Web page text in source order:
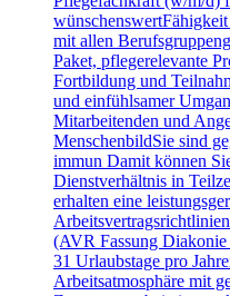
mit allen
Paket, pflegerelevante
Fortbildung und
und einfühlsamer
Mitarbeitenden und
MenschenbildSie sind
immun Damit können
Dienstverhältnis in
erhalten eine
(AVR Fassung
31 Urlaubstage pro
Arbeitsatmosphäre mit